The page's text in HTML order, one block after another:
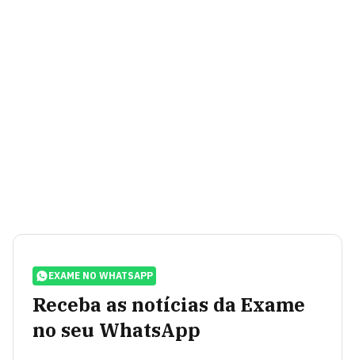
EXAME NO WHATSAPP
Receba as notícias da Exame
no seu WhatsApp